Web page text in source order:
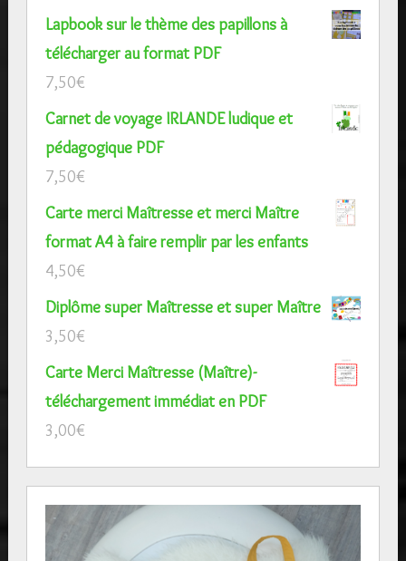
Lapbook sur le thème des papillons à
télécharger au format PDF
7,50€
Carnet de voyage IRLANDE ludique et
pédagogique PDF
7,50€
Carte merci Maîtresse et merci Maître
format A4 à faire remplir par les enfants
4,50€
Diplôme super Maîtresse et super Maître
3,50€
Carte Merci Maîtresse (Maître)-
téléchargement immédiat en PDF
3,00€